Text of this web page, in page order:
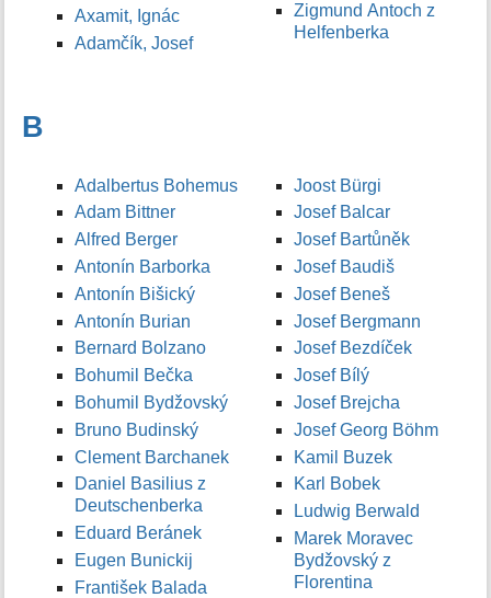
Axamit, Ignác
Adamčík, Josef
Zigmund Antoch z
Helfenberka
B
Adalbertus Bohemus
Adam Bittner
Alfred Berger
Antonín Barborka
Antonín Bišický
Antonín Burian
Bernard Bolzano
Bohumil Bečka
Bohumil Bydžovský
Bruno Budinský
Clement Barchanek
Daniel Basilius z
Deutschenberka
Eduard Beránek
Eugen Bunickij
František Balada
Joost Bürgi
Josef Balcar
Josef Bartůněk
Josef Baudiš
Josef Beneš
Josef Bergmann
Josef Bezdíček
Josef Bílý
Josef Brejcha
Josef Georg Böhm
Kamil Buzek
Karl Bobek
Ludwig Berwald
Marek Moravec
Bydžovský z
Florentina